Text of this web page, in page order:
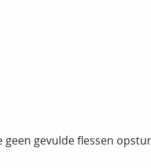
geen gevulde flessen